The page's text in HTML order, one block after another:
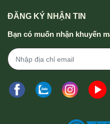
ĐĂNG KÝ NHẬN TIN
Bạn có muốn nhận khuyến